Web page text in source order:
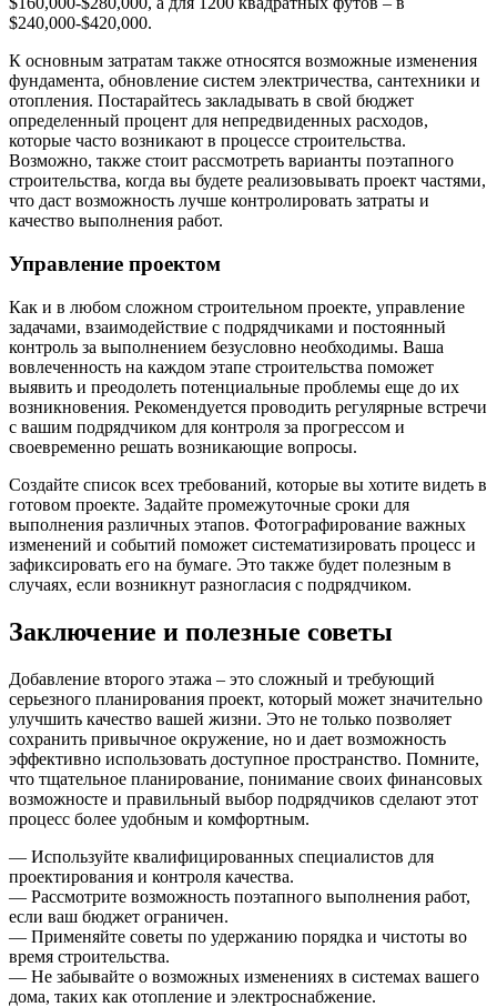
$240,000-$420,000.
К основным затратам также относятся возможные изменения
фундамента, обновление систем электричества, сантехники и
отопления. Постарайтесь закладывать в свой бюджет
определенный процент для непредвиденных расходов,
которые часто возникают в процессе строительства.
Возможно, также стоит рассмотреть варианты поэтапного
строительства, когда вы будете реализовывать проект частями,
что даст возможность лучше контролировать затраты и
качество выполнения работ.
Управление проектом
Как и в любом сложном строительном проекте, управление
задачами, взаимодействие с подрядчиками и постоянный
контроль за выполнением безусловно необходимы. Ваша
вовлеченность на каждом этапе строительства поможет
выявить и преодолеть потенциальные проблемы еще до их
возникновения. Рекомендуется проводить регулярные встречи
с вашим подрядчиком для контроля за прогрессом и
своевременно решать возникающие вопросы.
Создайте список всех требований, которые вы хотите видеть в
готовом проекте. Задайте промежуточные сроки для
выполнения различных этапов. Фотографирование важных
изменений и событий поможет систематизировать процесс и
зафиксировать его на бумаге. Это также будет полезным в
случаях, если возникнут разногласия с подрядчиком.
Заключение и полезные советы
Добавление второго этажа – это сложный и требующий
серьезного планирования проект, который может значительно
улучшить качество вашей жизни. Это не только позволяет
сохранить привычное окружение, но и дает возможность
эффективно использовать доступное пространство. Помните,
что тщательное планирование, понимание своих финансовых
возможносте и правильный выбор подрядчиков сделают этот
процесс более удобным и комфортным.
— Используйте квалифицированных специалистов для
проектирования и контроля качества.
— Рассмотрите возможность поэтапного выполнения работ,
если ваш бюджет ограничен.
— Применяйте советы по удержанию порядка и чистоты во
время строительства.
— Не забывайте о возможных изменениях в системах вашего
дома, таких как отопление и электроснабжение.